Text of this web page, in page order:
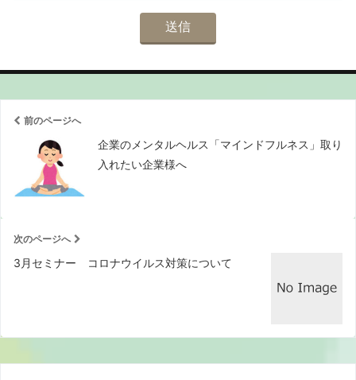
前のページへ
企業のメンタルヘルス「マインドフルネス」取り
入れたい企業様へ
次のページへ
3月セミナー コロナウイルス対策について